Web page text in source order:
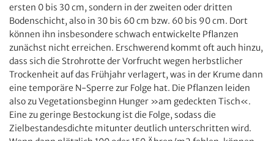
ersten 0 bis 30 cm, sondern in der zweiten oder dritten
Bodenschicht, also in 30 bis 60 cm bzw. 60 bis 90 cm. Dort
können ihn insbesondere schwach entwickelte Pflanzen
zunächst nicht erreichen. Erschwerend kommt oft auch hinzu,
dass sich die Strohrotte der Vorfrucht wegen herbstlicher
Trockenheit auf das Frühjahr verlagert, was in der Krume dann
eine temporäre N-Sperre zur Folge hat. Die Pflanzen leiden
also zu Vegetationsbeginn Hunger »am gedeckten Tisch«.
Eine zu geringe Bestockung ist die Folge, sodass die
Zielbestandesdichte mitunter deutlich unterschritten wird.